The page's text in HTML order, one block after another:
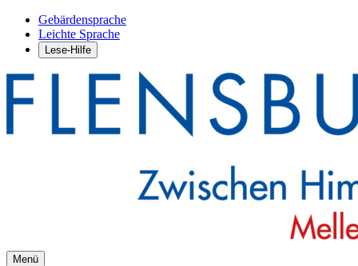
Gebärdensprache
Leichte Sprache
Lese-Hilfe
Menü